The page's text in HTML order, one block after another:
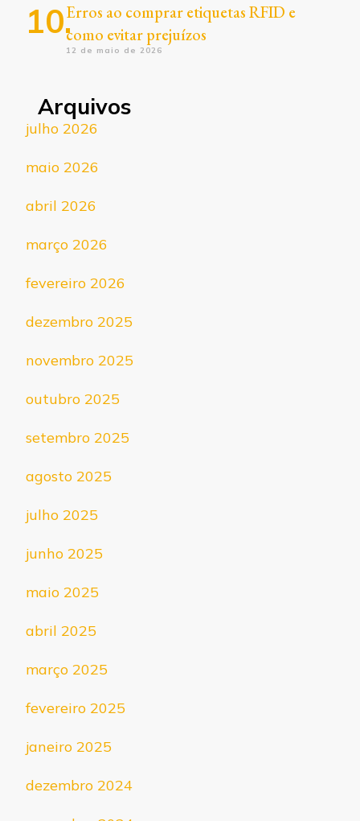
Erros ao comprar etiquetas RFID e
como evitar prejuízos
12 de maio de 2026
Arquivos
julho 2026
maio 2026
abril 2026
março 2026
fevereiro 2026
dezembro 2025
novembro 2025
outubro 2025
setembro 2025
agosto 2025
julho 2025
junho 2025
maio 2025
abril 2025
março 2025
fevereiro 2025
janeiro 2025
dezembro 2024